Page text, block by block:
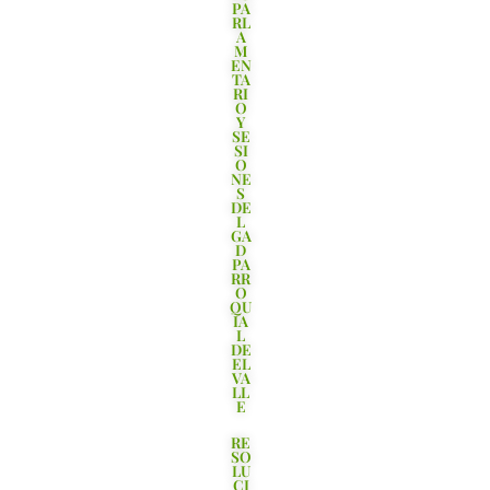
PA
RL
A
M
EN
TA
RI
O
Y
SE
SI
O
NE
S
DE
L
GA
D
PA
RR
O
QU
IA
L
DE
EL
VA
LL
E
RE
SO
LU
CI